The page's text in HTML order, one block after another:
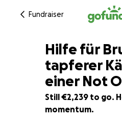
Fundraiser
50% complete
Hilfe für
tapferer
einer Not
Still €2,239 to go.
momentum.